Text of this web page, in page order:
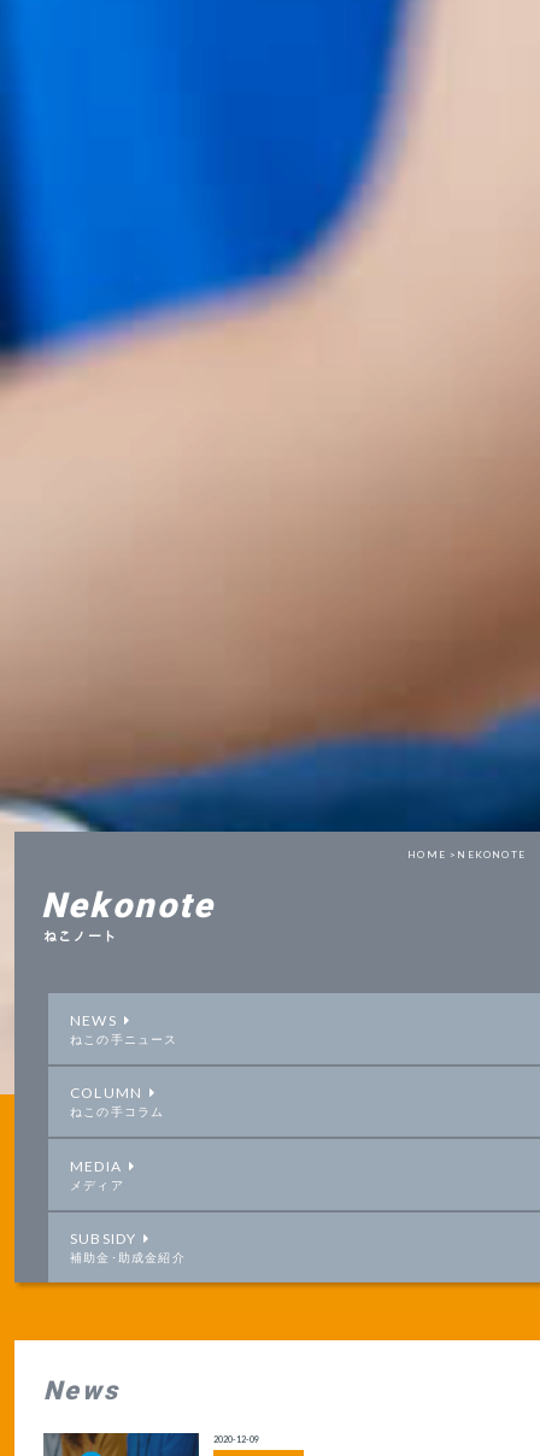
HOME > NEKONOTE
Nekonote
ねこノート
NEWS
ねこの手ニュース
COLUMN
ねこの手コラム
MEDIA
メディア
SUBSIDY
補助金･助成金紹介
News
2020-12-09